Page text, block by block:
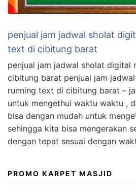
penjual jam jadwal sholat
text di cibitung barat
penjual jam jadwal sholat digital
cibitung barat penjual jam
running text di cibitung barat –
untuk mengethui waktu waktu ,
bisa dengan mudah untuk
sehingga kita bisa mengerakan
dengan tepat sesuai dengan
PROMO KARPET MASJID